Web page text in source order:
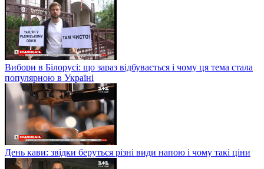
Вибори в Білорусі: що зараз відбувається і чому ця тема стала
популярною в Україні
День кави: звідки беруться різні види напою і чому такі ціни